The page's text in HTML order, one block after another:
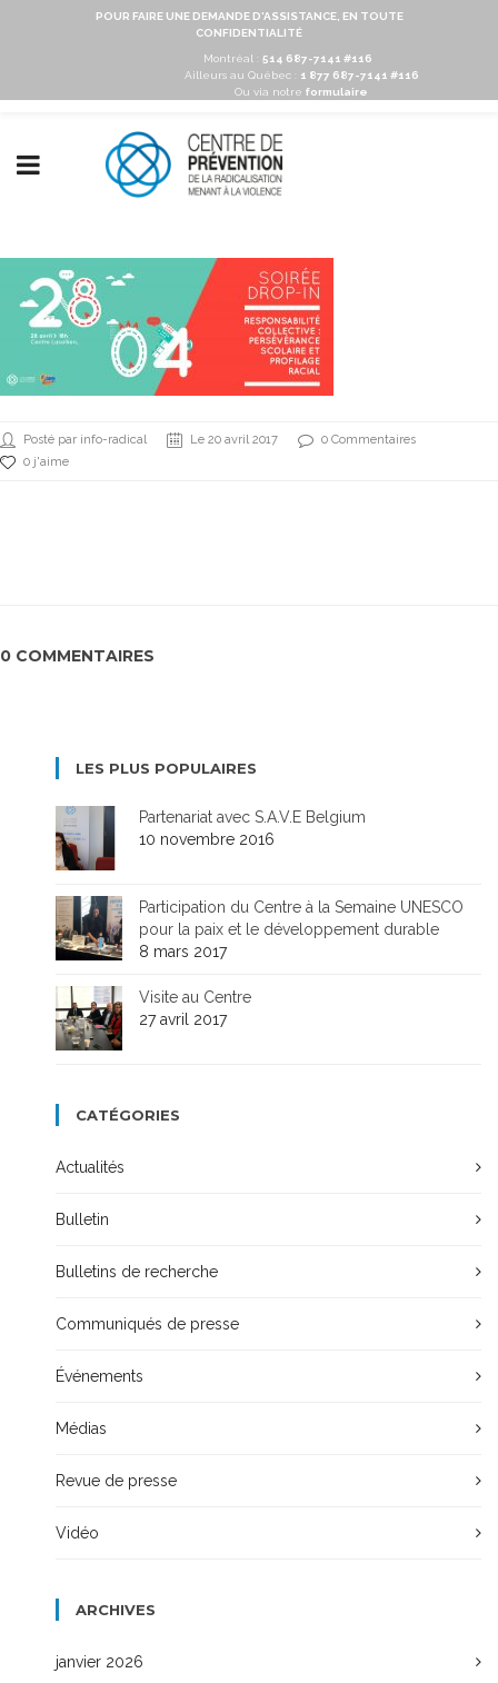
POUR FAIRE UNE DEMANDE D'ASSISTANCE, EN TOUTE
CONFIDENTIALITÉ
Montréal : 514 687-7141 #116
Ailleurs au Québec :
1 877 687-7141 #116
Ou via notre formulaire
Posté par info-radical Le 20 avril 2017
0 Commentaires
0 j'aime
0 COMMENTAIRES
LES PLUS POPULAIRES
Partenariat avec S.A.V.E Belgium
10 novembre 2016
Participation du Centre à la Semaine UNESCO
pour la paix et le développement durable
8 mars 2017
Visite au Centre
27 avril 2017
CATÉGORIES
Actualités
Bulletin
Bulletins de recherche
Communiqués de presse
Événements
Médias
Revue de presse
Vidéo
ARCHIVES
janvier 2026